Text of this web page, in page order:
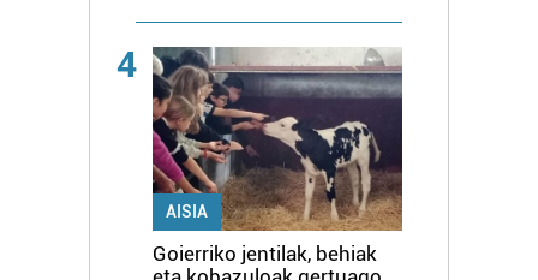
4
AISIA
Goierriko jentilak, behiak